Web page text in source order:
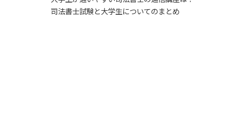
司法書士試験と大学生についてのまとめ